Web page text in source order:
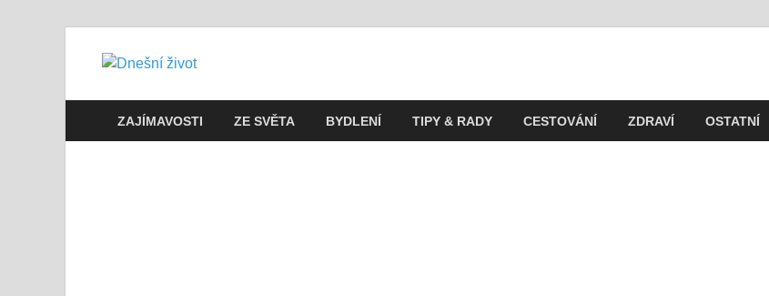
Dnešní život
ZAJÍMAVOSTI ZE SVĚTA BYDLENÍ TIPY & RADY CESTOVÁNÍ ZDRAVÍ OSTATNÍ